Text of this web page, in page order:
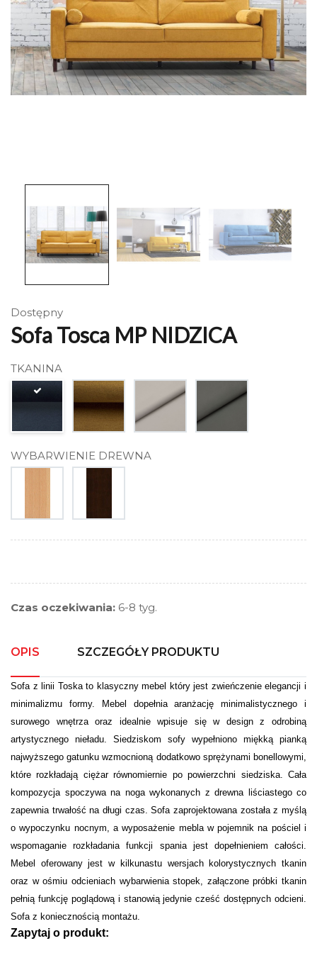
Dostępny
Sofa Tosca MP NIDZICA
TKANINA
WYBARWIENIE DREWNA
Czas oczekiwania: 6-8 tyg.
OPIS SZCZEGÓŁY PRODUKTU
Sofa z linii Toska to klasyczny mebel który jest zwieńczenie elegancji i
minimalizmu formy. Mebel dopełnia aranżację minimalistycznego i
surowego wnętrza oraz idealnie wpisuje się w design z odrobiną
artystycznego nieładu. Siedziskom sofy wypełniono miękką pianką
najwyższego gatunku wzmocnioną dodatkowo sprężynami bonellowymi,
które rozkładają ciężar równomiernie po powierzchni siedziska. Cała
kompozycja spoczywa na noga wykonanych z drewna liściastego co
zapewnia trwałość na długi czas. Sofa zaprojektowana została z myślą
o wypoczynku nocnym, a wyposażenie mebla w pojemnik na pościel i
wspomaganie rozkładania funkcji spania jest dopełnieniem całości.
Mebel oferowany jest w kilkunastu wersjach kolorystycznych tkanin
oraz w ośmiu odcieniach wybarwienia stopek, załączone próbki tkanin
pełnią funkcję poglądową i stanowią jedynie cześć dostępnych odcieni.
Sofa z koniecznością montażu.
Zapytaj o produkt: